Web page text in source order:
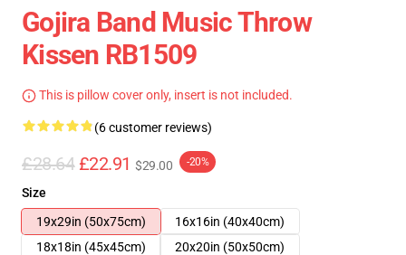
Gojira Band Music Throw
Kissen RB1509
This is pillow cover only, insert is not included.
(6 customer reviews)
£28.64 £22.91 $29.00 -20%
Size
19x29in (50x75cm)
16x16in (40x40cm)
18x18in (45x45cm)
20x20in (50x50cm)